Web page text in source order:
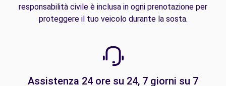
responsabilità civile è inclusa in ogni prenotazione per
proteggere il tuo veicolo durante la sosta.
Assistenza 24 ore su 24, 7 giorni su 7